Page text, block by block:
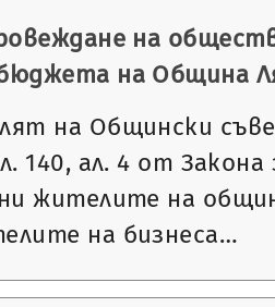
на
на Община
на Общински
140, ал. 4 от
жителите на
на бизнеса…